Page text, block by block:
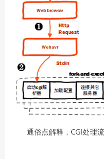
通俗点解释，CGI处理